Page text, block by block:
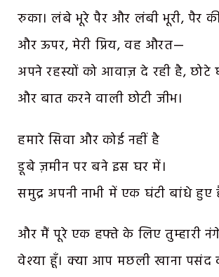
रुका। लंबे भूरे पैर और लंबी भूरी, पैर
और ऊपर, मेरी प्रिय, वह औरत—
अपने रहस्यों को आवाज़ दे रही है, छोटे
और बात करने वाली छोटी जीभ।
हमारे सिवा और कोई नहीं है
डूबे ज़मीन पर बने इस घर में।
समुद्र अपनी नाभी में एक घंटी बांधे हुए
और मैं पूरे एक हफ्ते के लिए तुम्हारी
वेश्या हूँ। क्या आप मछली खाना पसंद